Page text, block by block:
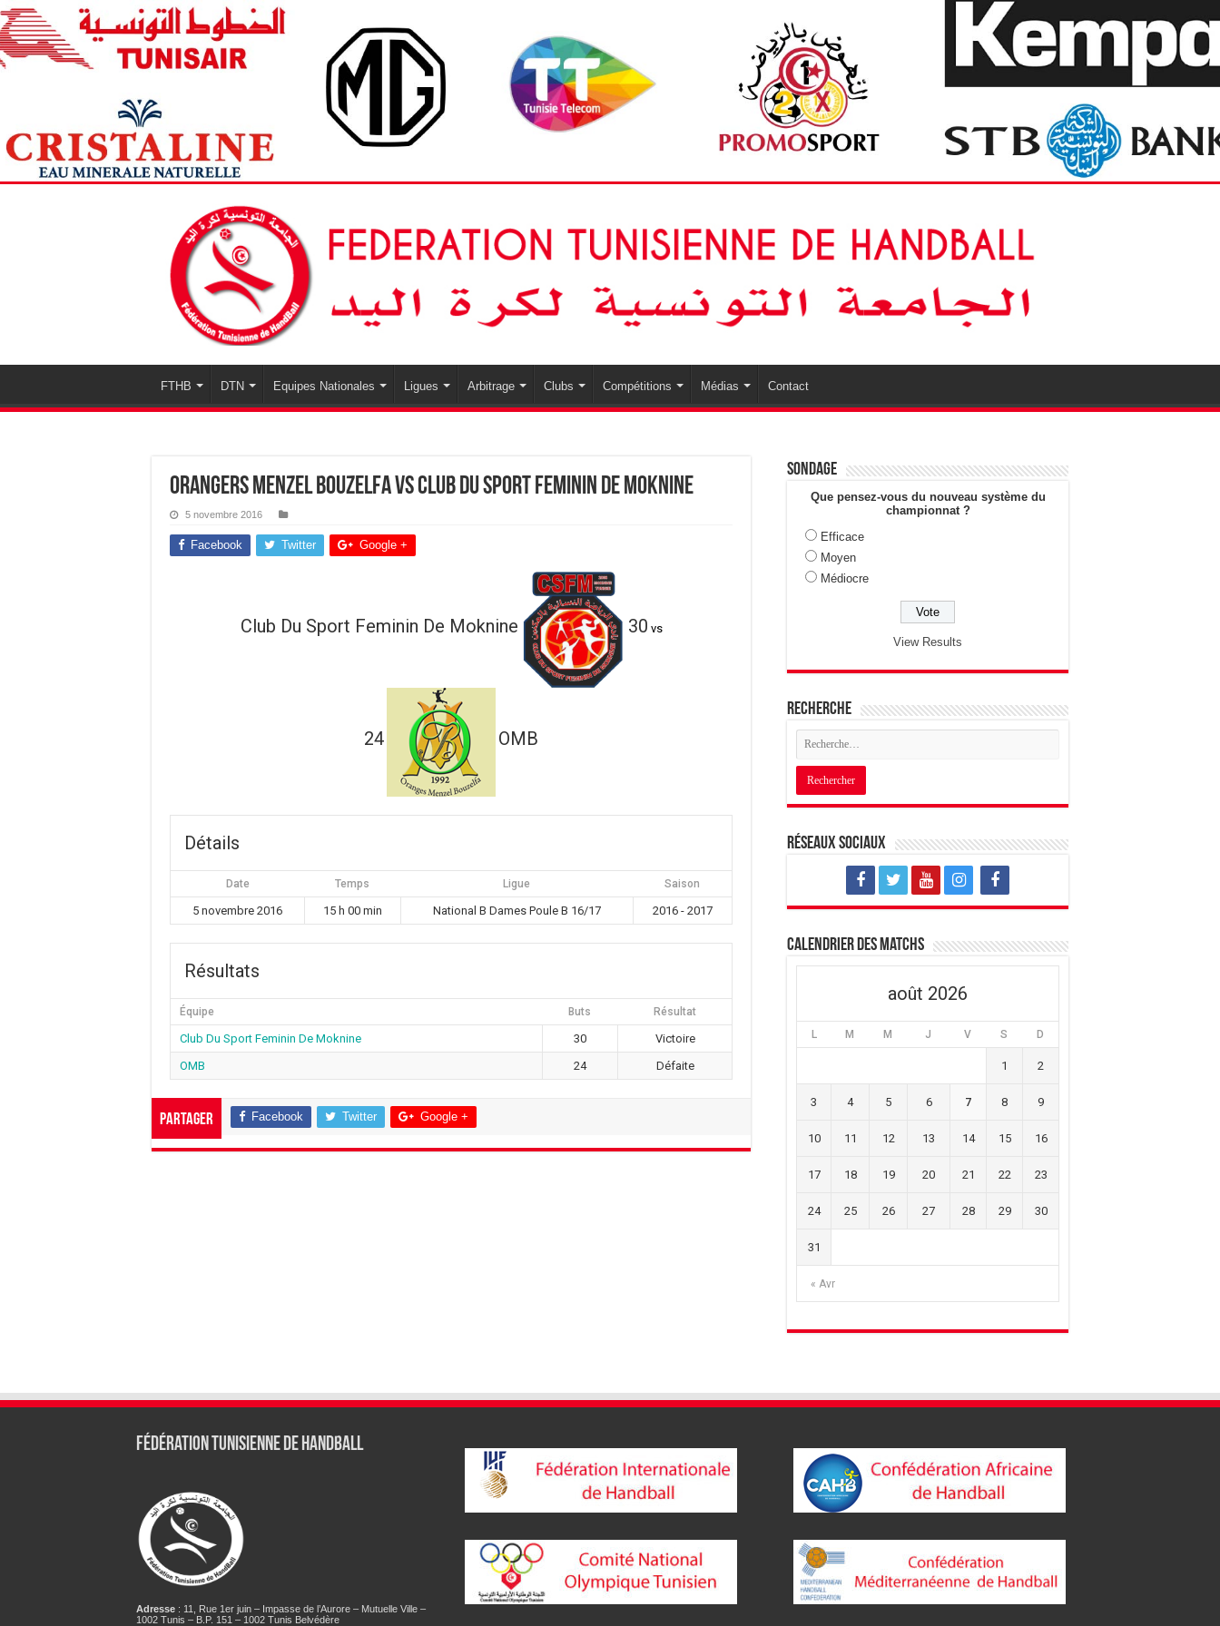
FTHB DTN Equipes Nationales Ligues Arbitrage Clubs Compétitions Médias Contact
Orangers Menzel Bouzelfa vs ‎Club Du Sport Feminin De Moknine
5 novembre 2016
Facebook Twitter Google +
‎Club Du Sport Feminin De Moknine 30 vs
24 OMB
Détails
Date Temps Ligue Saison
5 novembre 2016 15 h 00 min National B Dames Poule B 16/17 2016 - 2017
Résultats
Équipe Buts Résultat
‎Club Du Sport Feminin De Moknine 30
Victoire
OMB
24 Défaite
Partager Facebook Twitter Google +
Sondage
Que pensez-vous du nouveau système du
championnat ?
Efficace
Moyen
Médiocre
View Results
Recherche
Réseaux sociaux
Calendrier des matchs
août 2026
L M M J V S D
« Avr
1 2
3 4 5 6 7 8 9
10 11 12 13 14 15 16
17 18 19 20 21 22 23
24 25 26 27 28 29 30
31
Fédération tunisienne de Handball
Adresse: 11, Rue 1er juin – Impasse de l’Aurore – Mutuelle Ville –
1002 Tunis – B.P. 151 – 1002 Tunis Belvédère